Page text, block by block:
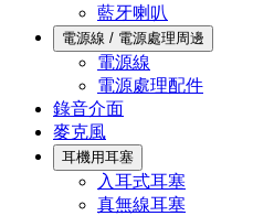
藍牙喇叭
電源線 / 電源處理周邊
電源線
電源處理配件
錄音介面
麥克風
耳機用耳塞
入耳式耳塞
真無線耳塞